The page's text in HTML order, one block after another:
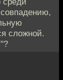
сложной.